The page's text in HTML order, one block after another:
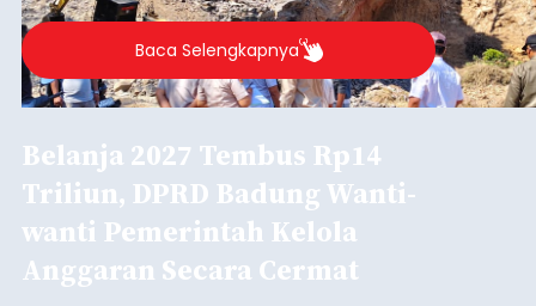
Baca Selengkapnya
Belanja 2027 Tembus Rp14
Triliun, DPRD Badung Wanti-
wanti Pemerintah Kelola
Anggaran Secara Cermat